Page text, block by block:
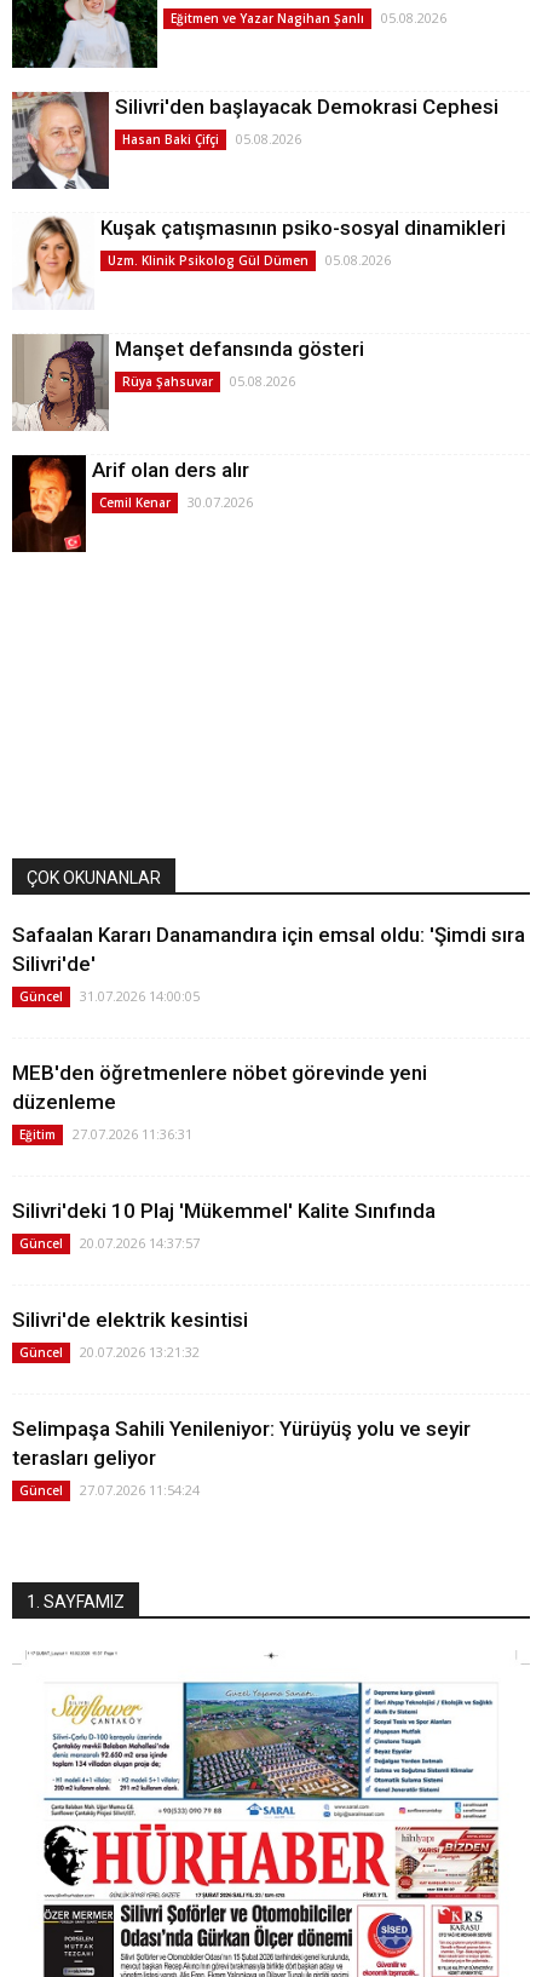
Eğitmen ve Yazar Nagihan Şanlı 05.08.2026
Silivri'den başlayacak Demokrasi Cephesi
Hasan Baki Çifçi 05.08.2026
Kuşak çatışmasının psiko-sosyal dinamikleri
Uzm. Klinik Psikolog Gül Dümen 05.08.2026
Manşet defansında gösteri
Rüya Şahsuvar 05.08.2026
Arif olan ders alır
Cemil Kenar 30.07.2026
ÇOK OKUNANLAR
Safaalan Kararı Danamandıra için emsal oldu: 'Şimdi sıra
Silivri'de'
Güncel 31.07.2026 14:00:05
MEB'den öğretmenlere nöbet görevinde yeni
düzenleme
Eğitim 27.07.2026 11:36:31
Silivri'deki 10 Plaj 'Mükemmel' Kalite Sınıfında
Güncel 20.07.2026 14:37:57
Silivri'de elektrik kesintisi
Güncel 20.07.2026 13:21:32
Selimpaşa Sahili Yenileniyor: Yürüyüş yolu ve seyir
terasları geliyor
Güncel 27.07.2026 11:54:24
1. SAYFAMIZ